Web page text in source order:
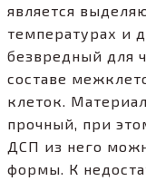
является
температурах и
безвредный для
составе
клеток.
прочный, при
ДСП из него
формы. К